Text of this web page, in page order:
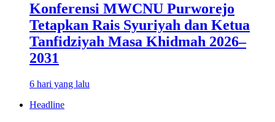
Konferensi MWCNU Purworejo
Tetapkan Rais Syuriyah dan Ketua
Tanfidziyah Masa Khidmah 2026–
2031
6 hari yang lalu
Headline